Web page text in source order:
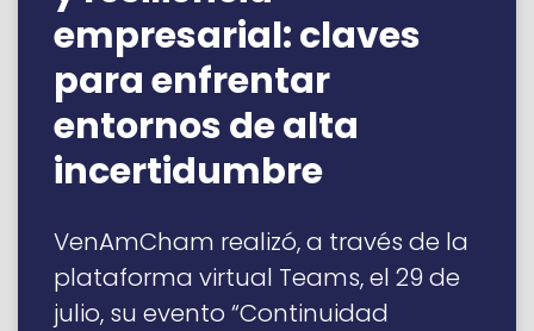
empresarial: claves
para enfrentar
entornos de alta
incertidumbre
VenAmCham realizó, a través de la
plataforma virtual Teams, el 29 de
julio, su evento “Continuidad